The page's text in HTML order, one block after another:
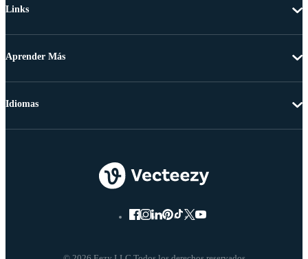
Links
Aprender Más
Idiomas